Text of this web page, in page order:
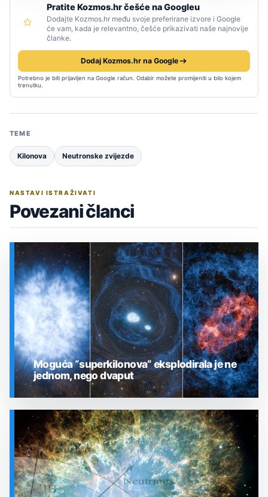
Pratite Kozmos.hr češće na Googleu
Dodajte Kozmos.hr među svoje preferirane izvore i Google
će vam, kada je relevantno, češće prikazivati naše najnovije
članke.
Dodaj Kozmos.hr na Google
Potrebno je biti prijavljen na Google račun. Odabir možete promijeniti u bilo kojem
trenutku.
TEME
Kilonova Neutronske zvijezde
NASTAVI ISTRAŽIVATI
Povezani članci
SVEMIR
Moguća “superkilonova” eksplodirala je ne
jednom, nego dvaput